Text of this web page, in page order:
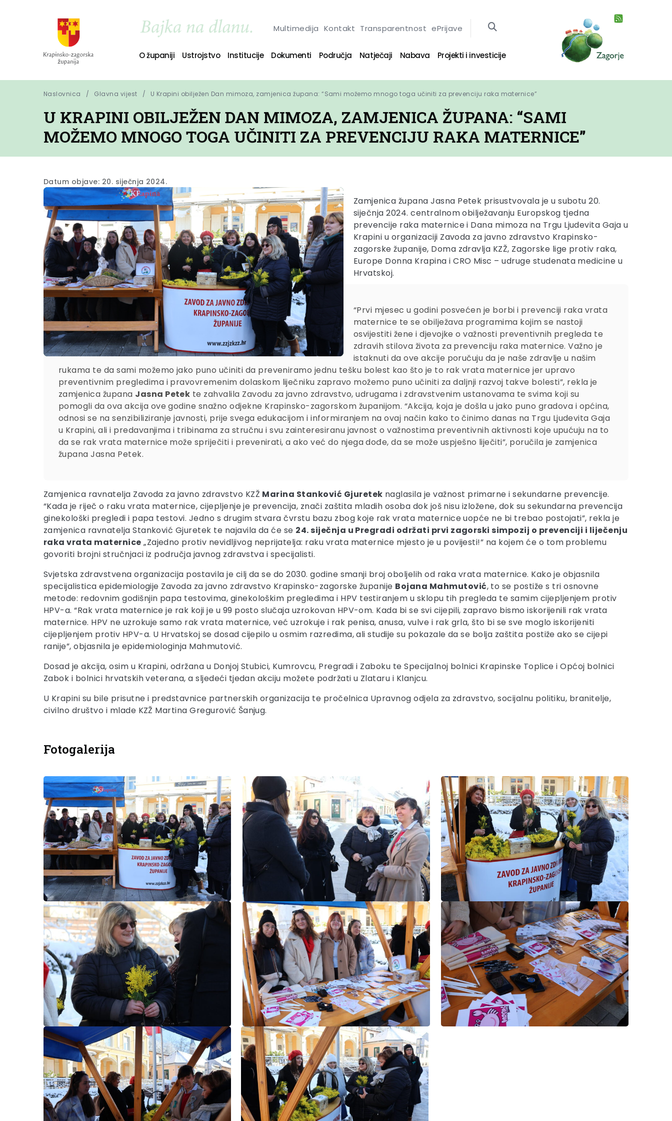
Multimedija Kontakt Transparentnost ePrijave
O županiji Ustrojstvo Institucije Dokumenti Područja Natječaji Nabava Projekti i investicije
Naslovnica Glavna vijest U Krapini obilježen Dan mimoza, zamjenica župana: “Sami možemo mnogo toga učiniti za prevenciju raka maternice”
U KRAPINI OBILJEŽEN DAN MIMOZA, ZAMJENICA ŽUPANA: “SAMI
MOŽEMO MNOGO TOGA UČINITI ZA PREVENCIJU RAKA MATERNICE”
Datum objave: 20. siječnja 2024.
Zamjenica župana Jasna Petek prisustvovala je u subotu 20.
siječnja 2024. centralnom obilježavanju Europskog tjedna
prevencije raka maternice i Dana mimoza na Trgu Ljudevita Gaja u
Krapini u organizaciji Zavoda za javno zdravstvo Krapinsko-
zagorske županije, Doma zdravlja KZŽ, Zagorske lige protiv raka,
Europe Donna Krapina i CRO Misc – udruge studenata medicine u
Hrvatskoj.
“Prvi mjesec u godini posvećen je borbi i prevenciji raka vrata
maternice te se obilježava programima kojim se nastoji
osvijestiti žene i djevojke o važnosti preventivnih pregleda te
zdravih stilova života za prevenciju raka maternice. Važno je
istaknuti da ove akcije poručuju da je naše zdravlje u našim
rukama te da sami možemo jako puno učiniti da preveniramo jednu tešku bolest kao što je to rak vrata maternice jer upravo
preventivnim pregledima i pravovremenim dolaskom liječniku zapravo možemo puno učiniti za daljnji razvoj takve bolesti”, rekla je
zamjenica župana Jasna Petek te zahvalila Zavodu za javno zdravstvo, udrugama i zdravstvenim ustanovama te svima koji su
pomogli da ova akcija ove godine snažno odjekne Krapinsko-zagorskom županijom. “Akcija, koja je došla u jako puno gradova i općina,
odnosi se na senzibiliziranje javnosti, prije svega edukacijom i informiranjem na ovaj način kako to činimo danas na Trgu Ljudevita Gaja
u Krapini, ali i predavanjima i tribinama za stručnu i svu zainteresiranu javnost o važnostima preventivnih aktivnosti koje upućuju na to
da se rak vrata maternice može spriječiti i prevenirati, a ako već do njega dođe, da se može uspješno liječiti”, poručila je zamjenica
župana Jasna Petek.
Zamjenica ravnatelja Zavoda za javno zdravstvo KZŽ Marina Stanković Gjuretek naglasila je važnost primarne i sekundarne prevencije.
“Kada je riječ o raku vrata maternice, cijepljenje je prevencija, znači zaštita mladih osoba dok još nisu izložene, dok su sekundarna prevencija
ginekološki pregledi i papa testovi. Jedno s drugim stvara čvrstu bazu zbog koje rak vrata maternice uopće ne bi trebao postojati”, rekla je
zamjenica ravnatelja Stanković Gjuretek te najavila da će se 24. siječnja u Pregradi održati prvi zagorski simpozij o prevenciji i liječenju
raka vrata maternice „Zajedno protiv nevidljivog neprijatelja: raku vrata maternice mjesto je u povijesti!” na kojem će o tom problemu
govoriti brojni stručnjaci iz područja javnog zdravstva i specijalisti.
Svjetska zdravstvena organizacija postavila je cilj da se do 2030. godine smanji broj oboljelih od raka vrata maternice. Kako je objasnila
specijalistica epidemiologije Zavoda za javno zdravstvo Krapinsko-zagorske županije Bojana Mahmutović, to se postiže s tri osnovne
metode: redovnim godišnjin papa testovima, ginekološkim pregledima i HPV testiranjem u sklopu tih pregleda te samim cijepljenjem protiv
HPV-a. “Rak vrata maternice je rak koji je u 99 posto slučaja uzrokovan HPV-om. Kada bi se svi cijepili, zapravo bismo iskorijenili rak vrata
maternice. HPV ne uzrokuje samo rak vrata maternice, već uzrokuje i rak penisa, anusa, vulve i rak grla, što bi se sve moglo iskorijeniti
cijepljenjem protiv HPV-a. U Hrvatskoj se dosad cijepilo u osmim razredima, ali studije su pokazale da se bolja zaštita postiže ako se cijepi
ranije”, objasnila je epidemiologinja Mahmutović.
Dosad je akcija, osim u Krapini, održana u Donjoj Stubici, Kumrovcu, Pregradi i Zaboku te Specijalnoj bolnici Krapinske Toplice i Općoj bolnici
Zabok i bolnici hrvatskih veterana, a sljedeći tjedan akciju možete podržati u Zlataru i Klanjcu.
U Krapini su bile prisutne i predstavnice partnerskih organizacija te pročelnica Upravnog odjela za zdravstvo, socijalnu politiku, branitelje,
civilno društvo i mlade KZŽ Martina Gregurović Šanjug.
Fotogalerija